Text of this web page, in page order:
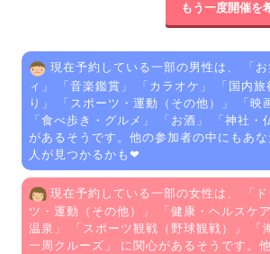
もう一度開催を
現在予約している一部の男性は、 「
ィ 」 「音楽鑑賞 」 「 カラオケ 」 「国内旅
り 」 「 スポーツ・運動（その他） 」 「映
「食べ歩き・グルメ 」 「お酒 」 「神社・
があるそうです。他の参加者の中にもあ
人が見つかるかも❤
現在予約している一部の女性は、 「
ツ・運動（その他）
」 「健康・ヘルスケア
温泉 」 「 スポーツ観戦（野球観戦） 」 「
一周クルーズ 」 に関心があるそうです。